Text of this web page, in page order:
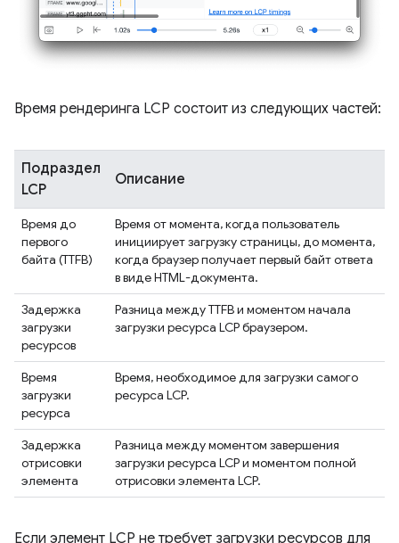
Время рендеринга LCP состоит из следующих частей:
Подраздел
LCP
Описание
Время до
первого
байта (TTFB)
Время от момента, когда пользователь
инициирует загрузку страницы, до момента,
когда браузер получает первый байт ответа
в виде HTML-документа.
Задержка
загрузки
ресурсов
Разница между TTFB и моментом начала
загрузки ресурса LCP браузером.
Время
загрузки
ресурса
Время, необходимое для загрузки самого
ресурса LCP.
Задержка
отрисовки
элемента
Разница между моментом завершения
загрузки ресурса LCP и моментом полной
отрисовки элемента LCP.
Если элемент LCP не требует загрузки ресурсов для